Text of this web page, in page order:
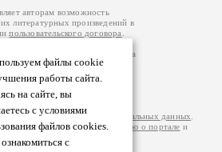
файлы cookie
работы сайта.
на сайте, вы
с условиями
файлов cookies.
с
авторам возможность
литературных произведений в
пользовательского договора
принадлежат авторам
произведений возможна
к которому вы можете
странице. Ответственность за
несут самостоятельно на
изаконодательства
Политики обработки персональных данных
более подробнуюинформацию о портале и